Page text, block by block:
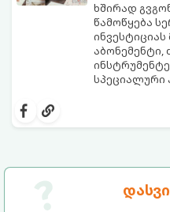
ხშირად
წამოწყება
სპეციალური
ხელთ:
თანაბრად